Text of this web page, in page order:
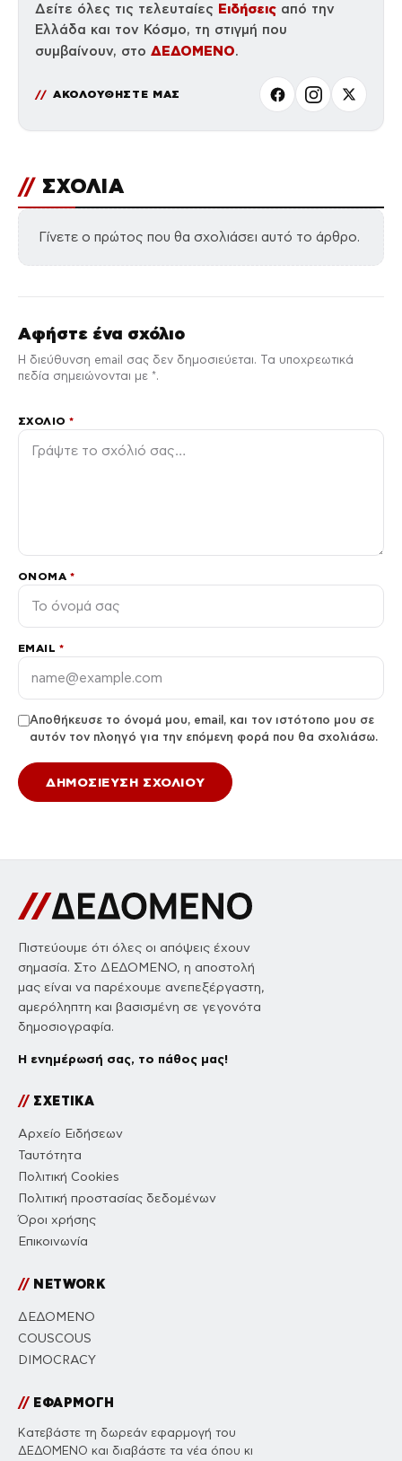
Δείτε όλες τις τελευταίες Ειδήσεις από την
Ελλάδα και τον Κόσμο, τη στιγμή που
συμβαίνουν, στο ΔΕΔΟΜΕΝΟ.
ΑΚΟΛΟΥΘΗΣΤΕ ΜΑΣ
// ΣΧΟΛΙΑ
Γίνετε ο πρώτος που θα σχολιάσει αυτό το άρθρο.
Αφήστε ένα σχόλιο
Η διεύθυνση email σας δεν δημοσιεύεται. Τα υποχρεωτικά
πεδία σημειώνονται με *.
ΣΧΌΛΙΟ*
ΌΝΟΜΑ *
EMAIL *
Αποθήκευσε το όνομά μου, email, και τον ιστότοπο μου σε
αυτόν τον πλοηγό για την επόμενη φορά που θα σχολιάσω.
Πιστεύουμε ότι όλες οι απόψεις έχουν
σημασία. Στο ΔΕΔΟΜΕΝΟ, η αποστολή
μας είναι να παρέχουμε ανεπεξέργαστη,
αμερόληπτη και βασισμένη σε γεγονότα
δημοσιογραφία.
Η ενημέρωσή σας, το πάθος μας!
//ΣΧΕΤΙΚΑ
Αρχείο Ειδήσεων
Ταυτότητα
Πολιτική Cookies
Πολιτική προστασίας δεδομένων
Όροι χρήσης
Επικοινωνία
//NETWORK
ΔΕΔΟΜΕΝΟ
COUSCOUS
DIMOCRACY
//ΕΦΑΡΜΟΓΗ
Κατεβάστε τη δωρεάν εφαρμογή του
ΔΕΔΟΜΕΝΟ και διαβάστε τα νέα όπου κι